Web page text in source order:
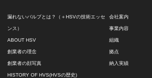
漏れないバルブとは？（＋HSVの技術エッセ
ンス）
ABOUT HSV
創業者の理念
創業者の顔写真
HISTORY OF HVS(HVSの歴史)
会社案内
事業内容
組織
拠点
納入実績